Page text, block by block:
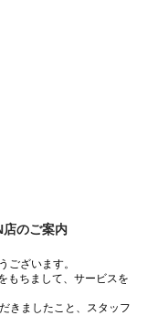
店のご案内
ございます。
もちまして、サービスを
きましたこと、スタッフ